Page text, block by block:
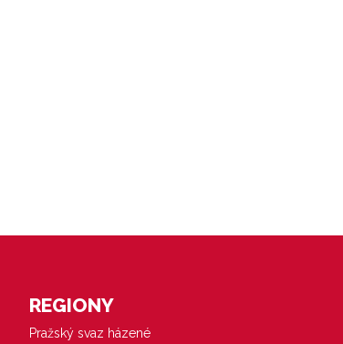
REGIONY
Pražský svaz házené